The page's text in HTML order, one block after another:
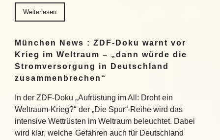
Weiterlesen
München News : ZDF-Doku warnt vor
Krieg im Weltraum – „dann würde die
Stromversorgung in Deutschland
zusammenbrechen“
In der ZDF-Doku „Aufrüstung im All: Droht ein
Weltraum-Krieg?“ der „Die Spur“-Reihe wird das
intensive Wettrüsten im Weltraum beleuchtet. Dabei
wird klar, welche Gefahren auch für Deutschland